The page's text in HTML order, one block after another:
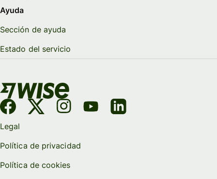
Ayuda
Sección de ayuda
Estado del servicio
Legal
Política de privacidad
Política de cookies